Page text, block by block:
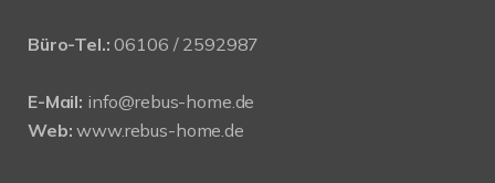
Büro-Tel.:06106 / 2592987
E-Mail: info@rebus-home.de
Web:www.rebus-home.de